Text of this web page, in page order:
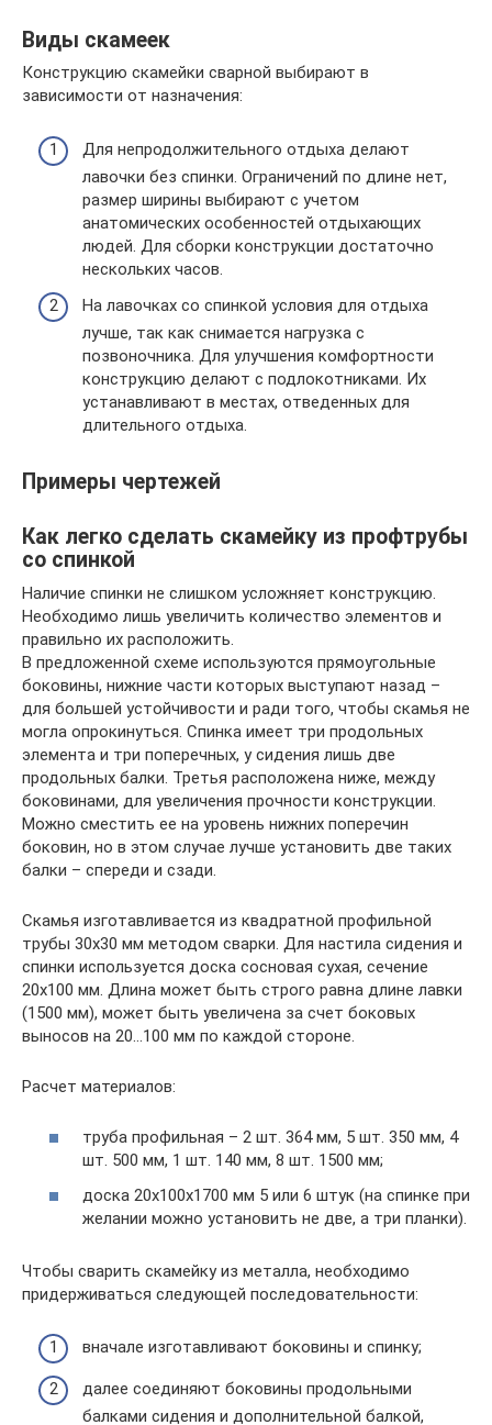
Виды скамеек
Конструкцию скамейки сварной выбирают в
зависимости от назначения:
Для непродолжительного отдыха делают
лавочки без спинки. Ограничений по длине нет,
размер ширины выбирают с учетом
анатомических особенностей отдыхающих
людей. Для сборки конструкции достаточно
нескольких часов.
На лавочках со спинкой условия для отдыха
лучше, так как снимается нагрузка с
позвоночника. Для улучшения комфортности
конструкцию делают с подлокотниками. Их
устанавливают в местах, отведенных для
длительного отдыха.
Примеры чертежей
Как легко сделать скамейку из профтрубы
со спинкой
Наличие спинки не слишком усложняет конструкцию.
Необходимо лишь увеличить количество элементов и
правильно их расположить.
В предложенной схеме используются прямоугольные
боковины, нижние части которых выступают назад –
для большей устойчивости и ради того, чтобы скамья не
могла опрокинуться. Спинка имеет три продольных
элемента и три поперечных, у сидения лишь две
продольных балки. Третья расположена ниже, между
боковинами, для увеличения прочности конструкции.
Можно сместить ее на уровень нижних поперечин
боковин, но в этом случае лучше установить две таких
балки – спереди и сзади.
Скамья изготавливается из квадратной профильной
трубы 30х30 мм методом сварки. Для настила сидения и
спинки используется доска сосновая сухая, сечение
20х100 мм. Длина может быть строго равна длине лавки
(1500 мм), может быть увеличена за счет боковых
выносов на 20…100 мм по каждой стороне.
Расчет материалов:
труба профильная – 2 шт. 364 мм, 5 шт. 350 мм, 4
шт. 500 мм, 1 шт. 140 мм, 8 шт. 1500 мм;
доска 20х100х1700 мм 5 или 6 штук (на спинке при
желании можно установить не две, а три планки).
Чтобы сварить скамейку из металла, необходимо
придерживаться следующей последовательности:
вначале изготавливают боковины и спинку;
далее соединяют боковины продольными
балками сидения и дополнительной балкой,